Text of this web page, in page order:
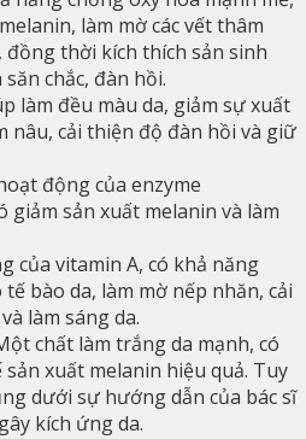
làm mờ các vết thâm
đồng thời kích thích sản sinh
chắc, đàn hồi.
làm đều màu da, giảm sự xuất
nâu, cải thiện độ đàn hồi và giữ
động của enzyme
giảm sản xuất melanin và làm
của vitamin A, có khả năng
bào da, làm mờ nếp nhăn, cải
làm sáng da.
chất làm trắng da mạnh, có
sản xuất melanin hiệu quả. Tuy
dưới sự hướng dẫn của bác sĩ
kích ứng da.